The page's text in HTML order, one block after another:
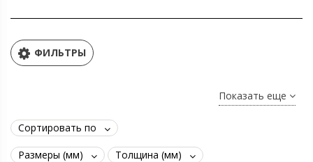
ФИЛЬТРЫ
Показать еще
Сортировать по
Размеры (мм) Толщина (мм)